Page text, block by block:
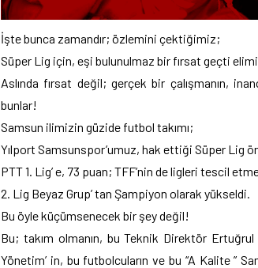
İşte bunca zamandır; özlemini çektiğimiz;
Süper Lig için, eşi bulunulmaz bir fırsat geçti
Aslında fırsat değil; gerçek bir çalışmanın,
bunlar!
Samsun ilimizin güzide futbol takımı;
Yılport Samsunspor’umuz, hak ettiği Süper Lig
PTT 1. Lig’ e, 73 puan; TFF’nin de ligleri tescil
2. Lig Beyaz Grup’ tan Şampiyon olarak yükseldi.
Bu öyle küçümsenecek bir şey değil!
Bu; takım olmanın, bu Teknik Direktör Ertuğrul
Yönetim’ in, bu futbolcuların ve bu “A Kalite ”